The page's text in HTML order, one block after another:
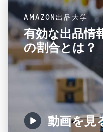
AMAZON出品大学
有効な出品情
の割合とは？
動画を見